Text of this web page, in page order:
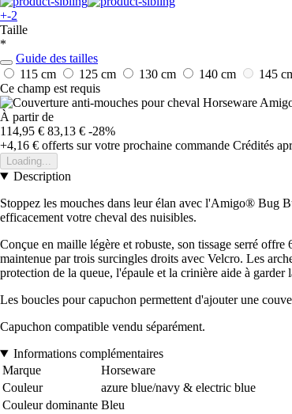
+-2
Taille
*
Guide des tailles
115 cm
125 cm 130 cm 140 cm 145
Ce champ est requis
À partir de
114,95 € 83,13 € -28%
+4,16 € offerts sur votre prochaine commande Crédités
Loading...
Description
Stoppez les mouches dans leur élan avec l'Amigo® Bug
efficacement votre cheval des nuisibles.
Conçue en maille légère et robuste, son tissage serré
maintenue par trois surcingles droits avec Velcro. Les
protection de la queue, l'épaule et la crinière aide à garder
Les boucles pour capuchon permettent d'ajouter une
Capuchon compatible vendu séparément.
Informations complémentaires
Marque
Horseware
Couleur
azure blue/navy & electric blue
Couleur dominante Bleu